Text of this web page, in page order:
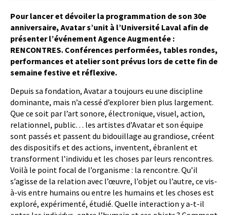
Pour lancer et dévoiler la programmation de son 30e
anniversaire, Avatar s’unit à l’Université Laval afin de
présenter l’événement Agence Augmentée :
RENCONTRES. Conférences performées, tables rondes,
performances et atelier sont prévus lors de cette fin de
semaine festive et réflexive.
Depuis sa fondation, Avatar a toujours eu une discipline
dominante, mais n’a cessé d’explorer bien plus largement.
Que ce soit par l’art sonore, électronique, visuel, action,
relationnel, public… les artistes d’Avatar et son équipe
sont passés et passent du bidouillage au grandiose, créent
des dispositifs et des actions, inventent, ébranlent et
transforment l’individu et les choses par leurs rencontres.
Voilà le point focal de l’organisme : la rencontre. Qu’il
s’agisse de la relation avec l’œuvre, l’objet ou l’autre, ce vis-
à-vis entre humains ou entre les humains et les choses est
exploré, expérimenté, étudié. Quelle interaction y a-t-il